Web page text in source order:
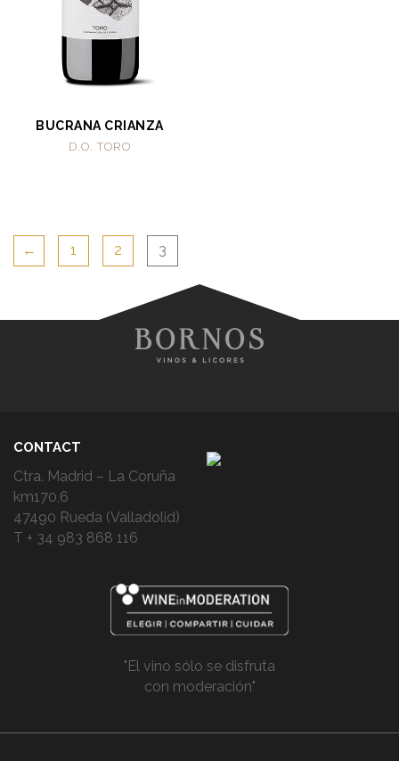
BUCRANA CRIANZA
D.O. TORO
← 1 2 3
CONTACT
Ctra. Madrid – La Coruña
km170,6
47490 Rueda (Valladolid)
T + 34 983 868 116
"El vino sólo se disfruta
con moderación"